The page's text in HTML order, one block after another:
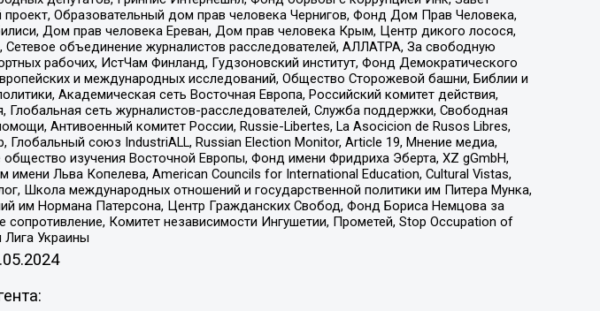
Образовательный дом прав человека Чернигов, Фонд Дом Прав Человека,
Дом прав человека Ереван, Дом прав человека Крым, Центр дикого лосося,
объединение журналистов расследователей, АЛЛАТРА, За свободную
рабочих, ИстЧам Финланд, Гудзоновский институт, Фонд Демократического
и международных исследований, Общество Сторожевой башни, Библии и
Академическая сеть Восточная Европа, Российский комитет действия,
сеть журналистов-расследователей, Служба поддержки, Свободная
Антивоенный комитет России, Russie-Libertes, La Asocicion de Rusos Libres,
союз IndustriALL, Russian Election Monitor, Article 19, Мнение медиа,
изучения Восточной Европы, Фонд имени Фридриха Эберта, XZ gGmbH,
Льва Копелева, American Councils for International Education, Cultural Vistas,
Школа международных отношений и государственной политики им Питера Мунка,
им Нормана Патерсона, Центр Гражданских Свобод, Фонд Бориса Немцова за
Комитет независимости Ингушетии, Прометей, Stop Occupation of
Украины